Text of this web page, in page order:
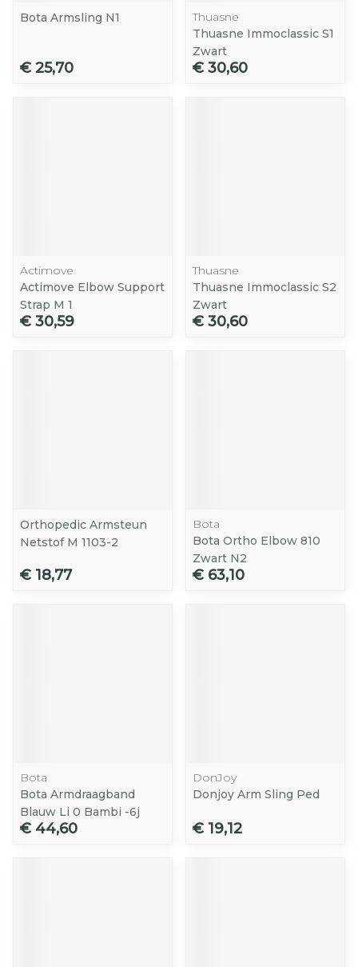
Bota Armsling N1
€ 25,70
Thuasne
Thuasne Immoclassic S1
Zwart
€ 30,60
Actimove
Actimove Elbow Support
Strap M 1
€ 30,59
Thuasne
Thuasne Immoclassic S2
Zwart
€ 30,60
Orthopedic Armsteun
Netstof M 1103-2
€ 18,77
Bota
Bota Ortho Elbow 810
Zwart N2
€ 63,10
Bota
Bota Armdraagband
Blauw Li 0 Bambi -6j
€ 44,60
DonJoy
Donjoy Arm Sling Ped
€ 19,12